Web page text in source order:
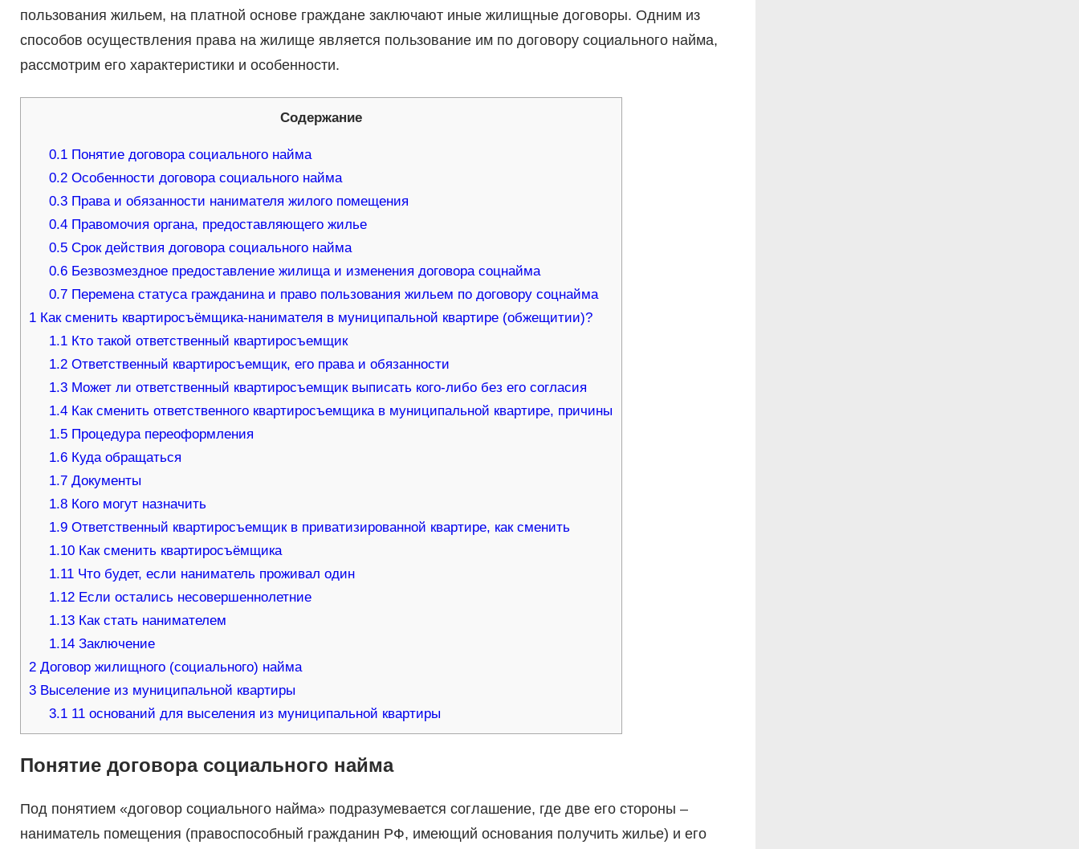
пользования жильем, на платной основе граждане заключают иные жилищные договоры. Одним из
способов осуществления права на жилище является пользование им по договору социального найма,
рассмотрим его характеристики и особенности.
Содержание
0.1 Понятие договора социального найма
0.2 Особенности договора социального найма
0.3 Права и обязанности нанимателя жилого помещения
0.4 Правомочия органа, предоставляющего жилье
0.5 Срок действия договора социального найма
0.6 Безвозмездное предоставление жилища и изменения договора соцнайма
0.7 Перемена статуса гражданина и право пользования жильем по договору соцнайма
1Как сменить квартиросъёмщика-нанимателя в муниципальной квартире (обжещитии)?
1.1 Кто такой ответственный квартиросъемщик
1.2 Ответственный квартиросъемщик, его права и обязанности
1.3 Может ли ответственный квартиросъемщик выписать кого-либо без его согласия
1.4 Как сменить ответственного квартиросъемщика в муниципальной квартире, причины
1.5 Процедура переоформления
1.6 Куда обращаться
1.7 Документы
1.8 Кого могут назначить
1.9 Ответственный квартиросъемщик в приватизированной квартире, как сменить
1.10 Как сменить квартиросъёмщика
1.11 Что будет, если наниматель проживал один
1.12 Если остались несовершеннолетние
1.13 Как стать нанимателем
1.14 Заключение
2Договор жилищного (социального) найма
3Выселение из муниципальной квартиры
3.1 11 оснований для выселения из муниципальной квартиры
Понятие договора социального найма
Под понятием «договор социального найма» подразумевается соглашение, где две его стороны –
наниматель помещения (правоспособный гражданин РФ, имеющий основания получить жилье) и его